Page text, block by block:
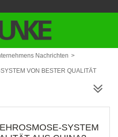
Nachrichten >
VON BESTER QUALITÄT
SYSTEM